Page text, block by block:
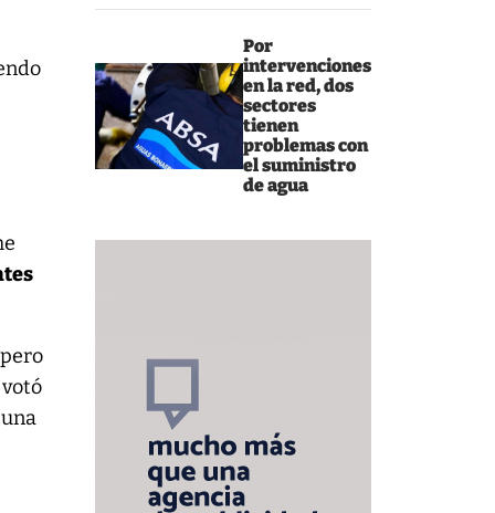
Por
intervenciones
en la red, dos
sectores
tienen
problemas con
el suministro
de agua